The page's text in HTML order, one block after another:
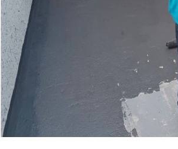
Conheça
10
benefícios
da
borracha
líquida